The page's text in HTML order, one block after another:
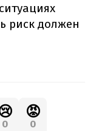
риск должен
0
😡
0